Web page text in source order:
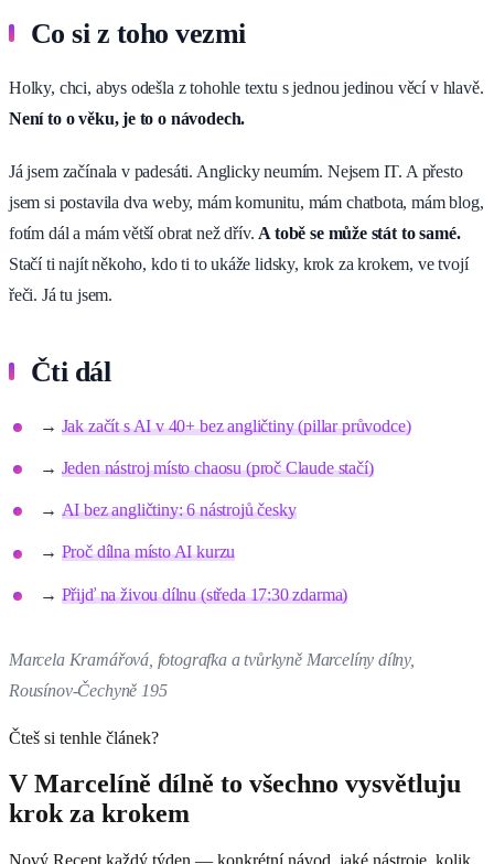
Co si z toho vezmi
Holky, chci, abys odešla z tohohle textu s jednou jedinou věcí v hlavě.
Není to o věku, je to o návodech.
Já jsem začínala v padesáti. Anglicky neumím. Nejsem IT. A přesto
jsem si postavila dva weby, mám komunitu, mám chatbota, mám blog,
fotím dál a mám větší obrat než dřív. A tobě se může stát to samé.
Stačí ti najít někoho, kdo ti to ukáže lidsky, krok za krokem, ve tvojí
řeči. Já tu jsem.
Čti dál
→ Jak začít s AI v 40+ bez angličtiny (pillar průvodce)
→ Jeden nástroj místo chaosu (proč Claude stačí)
→ AI bez angličtiny: 6 nástrojů česky
→ Proč dílna místo AI kurzu
→ Přijď na živou dílnu (středa 17:30 zdarma)
Marcela Kramářová, fotografka a tvůrkyně Marcelíny dílny,
Rousínov-Čechyně 195
Čteš si tenhle článek?
V Marcelíně dílně to všechno vysvětluju
krok za krokem